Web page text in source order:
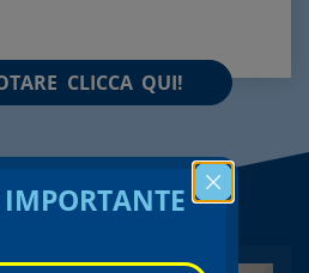
CLICCA QUI!